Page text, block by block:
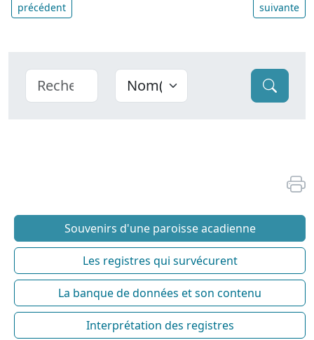
précédent suivante
Souvenirs d'une paroisse acadienne
Les registres qui survécurent
La banque de données et son contenu
Interprétation des registres